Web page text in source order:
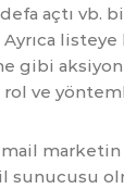
açtı vb.
listeye
gibi
rol ve
marketin
sunucusu